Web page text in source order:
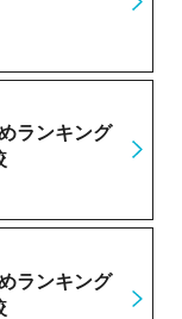
ランキング
ランキング